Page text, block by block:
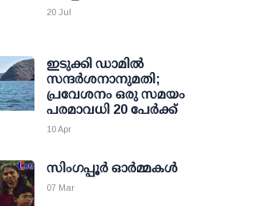
20 Jul
ഇടുക്കി ഡാമില്‍
സന്ദര്‍ശനാനുമതി;
പ്രവേശനം ഒരു സമയം
പരമാവധി 20 പേര്‍ക്ക്
10 Apr
സിംഗപ്പൂർ ഓർമ്മകൾ
07 Mar